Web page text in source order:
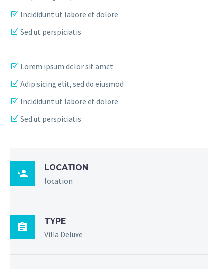
Incididunt ut labore et dolore
Sed ut perspiciatis
Lorem ipsum dolor sit amet
Adipisicing elit, sed do eiusmod
Incididunt ut labore et dolore
Sed ut perspiciatis

LOCATION
location

TYPE
Villa Deluxe